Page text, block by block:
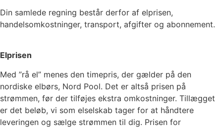
Din samlede regning består derfor af elprisen,
handelsomkostninger, transport, afgifter og abonnement.
Elprisen
Med ”rå el” menes den timepris, der gælder på den
nordiske elbørs, Nord Pool. Det er altså prisen på
strømmen, før der tilføjes ekstra omkostninger. Tillægget
er det beløb, vi som elselskab tager for at håndtere
leveringen og sælge strømmen til dig. Prisen for